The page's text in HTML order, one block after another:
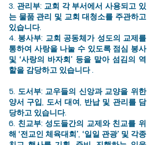
3. 관리부: 교회 각 부서에서 사용되고 있
는 물품 관리 및 교회 대청소를 주관하고
있습니다.
4. 봉사부: 교회 공동체가 성도의 교제를
통하여 사랑을 나눌 수 있도록 점심 봉사
및 ‘사랑의 바자회’ 등을 맡아 섬김의 역
할을 감당하고 있습니다 .
5. 도서부: 교우들의 신앙과 교양을 위한
양서 구입, 도서 대여, 반납 및 관리를 담
당하고 있습니다.
6. 친교부: 성도들간의 교제와 친교를 위
해 ‘전교인 체육대회’, ‘일일 관광’ 및 각종